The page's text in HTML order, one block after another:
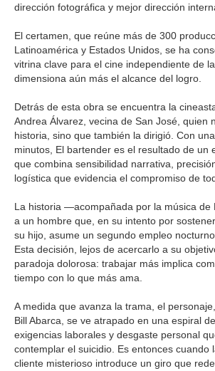
dirección fotográfica y mejor dirección
El certamen, que reúne más de 300
Latinoamérica y Estados Unidos, se ha
vitrina clave para el cine independiente de
dimensiona aún más el alcance del logro.
Detrás de esta obra se encuentra la
Andrea Álvarez, vecina de San José, quien
historia, sino que también la dirigió. Con
minutos, El bartender es el resultado de un
que combina sensibilidad narrativa,
logística que evidencia el compromiso de
La historia —acompañada por la música
a un hombre que, en su intento por
su hijo, asume un segundo empleo
Esta decisión, lejos de acercarlo a su
paradoja dolorosa: trabajar más implica
tiempo con lo que más ama.
A medida que avanza la trama, el
Bill Abarca, se ve atrapado en una espiral
exigencias laborales y desgaste personal
contemplar el suicidio. Es entonces cuando
cliente misterioso introduce un giro que